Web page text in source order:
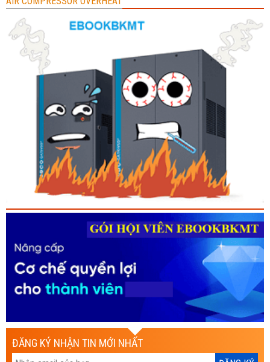
ĐĂNG KÝ NHẬN TIN MỚI NHẤT